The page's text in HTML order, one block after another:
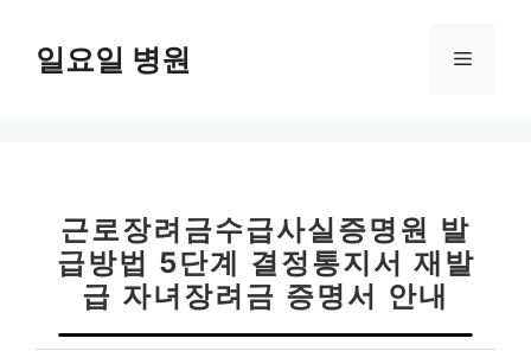
일요일 병원 메
근로장려금수급사실증명원 발
급방법 5단계 결정통지서 재발
급 자녀장려금 증명서 안내